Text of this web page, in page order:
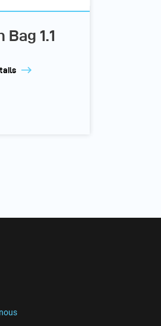
Bag 1.1